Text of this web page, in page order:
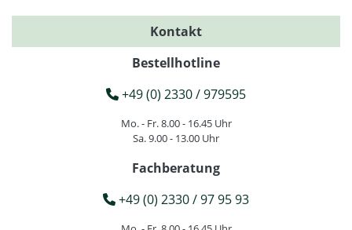
Kontakt
Bestellhotline
+49 (0) 2330 / 979595
Mo. - Fr. 8.00 - 16.45 Uhr
Sa. 9.00 - 13.00 Uhr
Fachberatung
+49 (0) 2330 / 97 95 93